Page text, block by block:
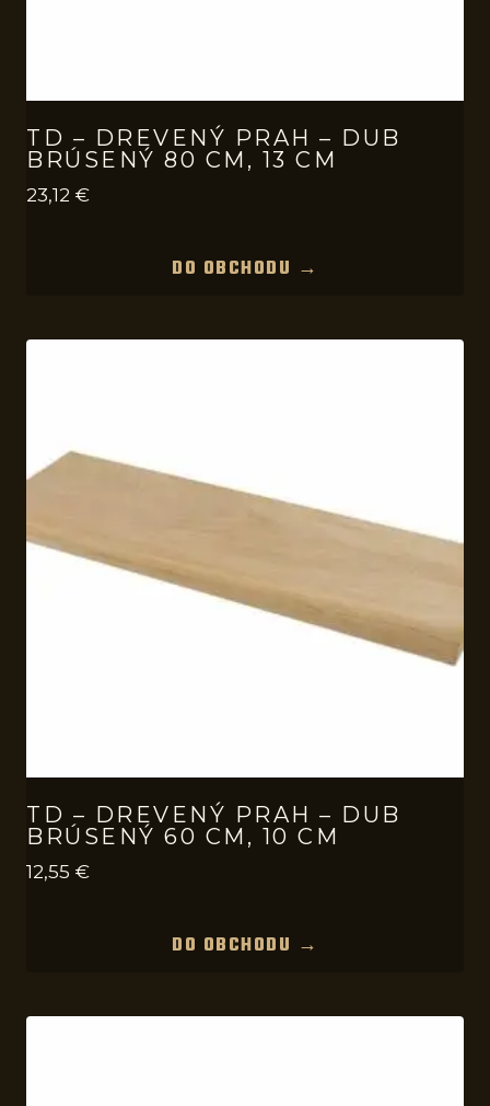
TD – DREVENÝ PRAH – DUB
BRÚSENÝ 80 CM, 13 CM
23,12 €
DO OBCHODU →
TD – DREVENÝ PRAH – DUB
BRÚSENÝ 60 CM, 10 CM
12,55 €
DO OBCHODU →